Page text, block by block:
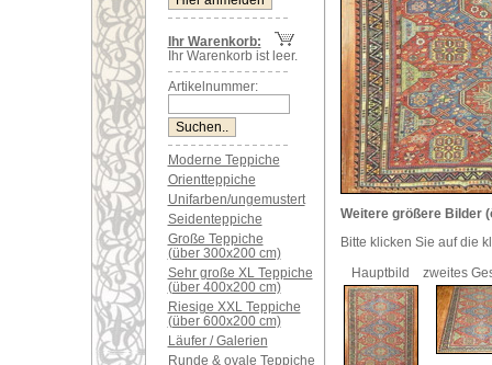
Ihr Warenkorb:
Ihr Warenkorb ist leer.
Artikelnummer:
Moderne Teppiche
Orientteppiche
Unifarben/ungemustert
Seidenteppiche
Große Teppiche
(über 300x200 cm)
Sehr große XL Teppiche
(über 400x200 cm)
Riesige XXL Teppiche
(über 600x200 cm)
Läufer / Galerien
Runde & ovale Teppiche
Weitere größere Bilder
Bitte klicken Sie auf die
Hauptbild
zweites